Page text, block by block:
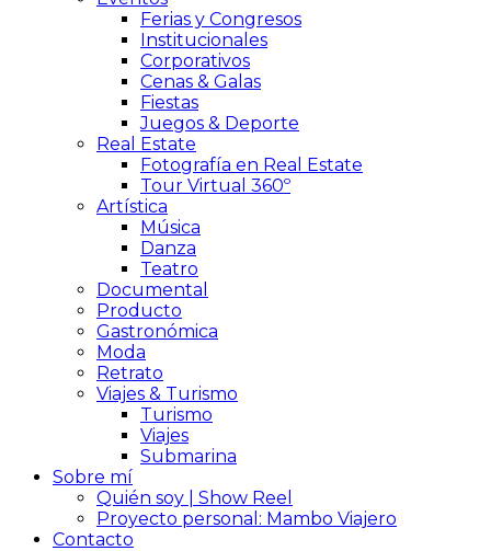
Ferias y Congresos
Institucionales
Corporativos
Cenas & Galas
Fiestas
Juegos & Deporte
Real Estate
Fotografía en Real Estate
Tour Virtual 360º
Artística
Música
Danza
Teatro
Documental
Producto
Gastronómica
Moda
Retrato
Viajes & Turismo
Turismo
Viajes
Submarina
Sobre mí
Quién soy | Show Reel
Proyecto personal: Mambo Viajero
Contacto